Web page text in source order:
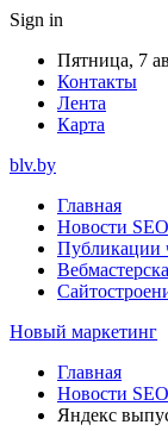
Sign in
Пятница, 7
Контакты
Лента
Карта
blv.by
Главная
Новости SEO
Публикации
Новый маркетинг
Главная
Новости SEO
Яндекс